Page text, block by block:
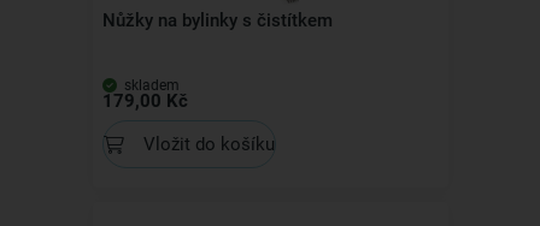
Nůžky na bylinky s čistítkem
skladem
179,00 Kč
Vložit do košíku